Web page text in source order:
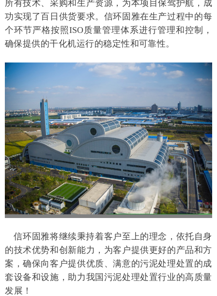
所有技术、采购和生产资源，为本项目保驾护航，成
功实现了百日供货要求。信环固雅在生产过程中的每
个环节严格按照ISO质量管理体系进行管理和控制，
确保提供的干化机运行的稳定性和可靠性。
信环固雅将继续秉持着客户至上的理念，依托自身
的技术优势和创新能力，为客户提供更好的产品和方
案，确保向客户提供优质、满意的污泥处理处置的成
套设备和设施，助力我国污泥处理处置行业的高质量
发展！